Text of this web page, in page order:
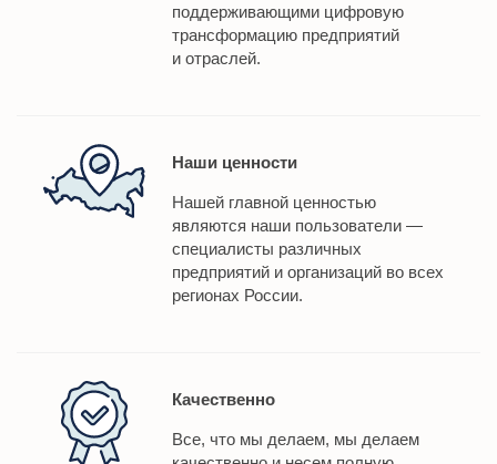
поддерживающими цифровую
трансформацию предприятий
и отраслей.
Наши ценности
Нашей главной ценностью
являются наши пользователи —
специалисты различных
предприятий и организаций во всех
регионах России.
Качественно
Все, что мы делаем, мы делаем